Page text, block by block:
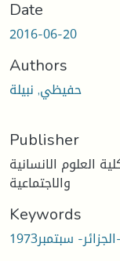
Date
2016-06-20
Authors
حفيظي, نبيلة
Publisher
العلوم الانسانية
والاجتماعية
Keywords
سبتمبر1973